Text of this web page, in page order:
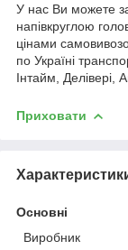
У нас Ви можете
напівкруглою
цінами
по Україні
Інтайм, Делівері,
Приховати
Основні
Виробник